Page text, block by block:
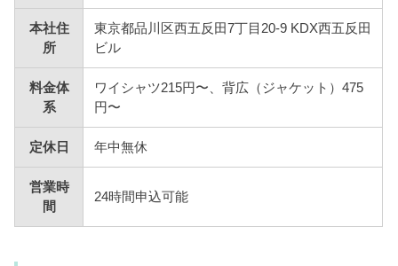
本社住
所
東京都品川区西五反田7丁目20-9 KDX西五反田
ビル
料金体
系
ワイシャツ215円〜、背広（ジャケット）475
円〜
定休日 年中無休
営業時
間
24時間申込可能